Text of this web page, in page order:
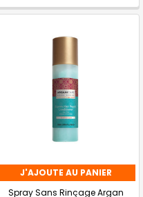
J'AJOUTE AU PANIER
Spray Sans Rinçage Argan